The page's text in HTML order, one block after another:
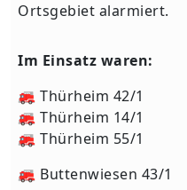
Ortsgebiet alarmiert.
Im Einsatz waren:
🚒 Thürheim 42/1
🚒 Thürheim 14/1
🚒 Thürheim 55/1
🚒 Buttenwiesen 43/1